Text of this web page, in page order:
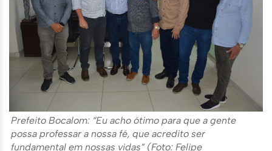
Prefeito Bocalom: “Eu acho ótimo para que a gente
possa professar a nossa fé, que acredito ser
fundamental em nossas vidas” (Foto: Felipe